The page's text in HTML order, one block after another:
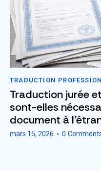
TRADUCTION
Traduction jurée
sont-elles
document à
mars 15, 2026 0